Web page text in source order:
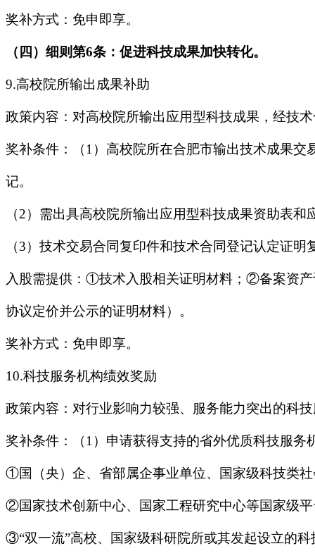
奖补方式：免申即享。
（四）细则第6条：促进科技成果加快转化。
9.高校院所输出成果补助
政策内容：对高校院所输出应用型科技成果，经技
奖补条件：（1）高校院所在合肥市输出技术成果
记。
（2）需出具高校院所输出应用型科技成果资助表
（3）技术交易合同复印件和技术合同登记认定证
入股需提供：①技术入股相关证明材料；②备案资
协议定价并公示的证明材料）。
奖补方式：免申即享。
10.科技服务机构绩效奖励
政策内容：对行业影响力较强、服务能力突出的科
奖补条件：（1）申请获得支持的省外优质科技服
①国（央）企、省部属企事业单位、国家级科技类
②国家技术创新中心、国家工程研究中心等国家级
③“双一流”高校、国家级科研院所或其发起设立的